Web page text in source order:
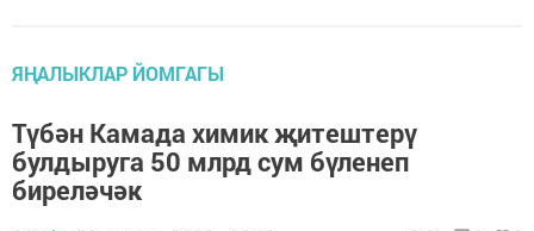
ЯҢАЛЫКЛАР ЙОМГАГЫ
Түбән Камада химик җитештерү
булдыруга 50 млрд сум бүленеп
биреләчәк